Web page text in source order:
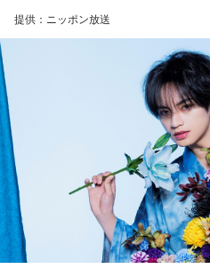
しないほうが良かったなと僕は
とはいえ、塩貝選手とはW杯が
会いましたけど、本当に純粋な
いうか。ただ、プロの選手とし
るべきだったかなとは思います
でもまだ若いですから。森保監
ィ”という言葉をよく使います
後のリアクションがすごく重要
されるのかなと思いますし、そ
持っている選手だと思いますか
もらいたいなと思います。
身体作りができたと思うので、
ころで出せたというのはよかっ
――2月の南郷キャンプ終盤で右
山田「痛かったですし、手術
ですが、3月9日に手術をさせて
をしていても成績も上がらない
抱えながらプレーをするのは嫌
手術をして、早く復帰ができる
た」
提供：ニッポン放送